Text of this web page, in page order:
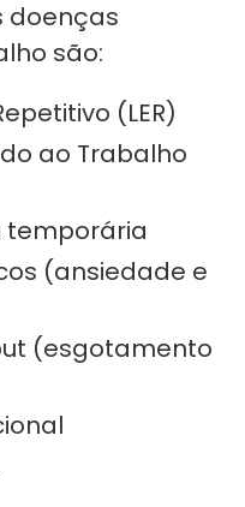
doenças
são:
(LER)
ao Trabalho
temporária
(ansiedade e
(esgotamento